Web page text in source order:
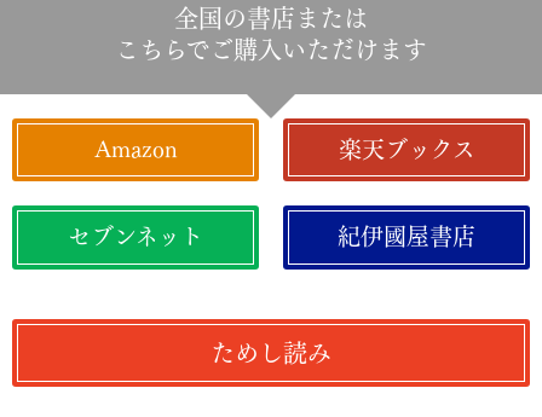
全国の書店または
こちらでご購入いただけます
Amazon 楽天ブックス
セブンネット 紀伊國屋書店
ためし読み